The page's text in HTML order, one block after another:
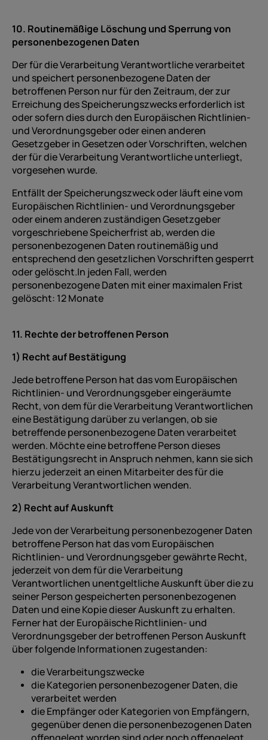
10. Routinemäßige Löschung und Sperrung von
personenbezogenen Daten
Der für die Verarbeitung Verantwortliche verarbeitet
und speichert personenbezogene Daten der
betroffenen Person nur für den Zeitraum, der zur
Erreichung des Speicherungszwecks erforderlich ist
oder sofern dies durch den Europäischen Richtlinien-
und Verordnungsgeber oder einen anderen
Gesetzgeber in Gesetzen oder Vorschriften, welchen
der für die Verarbeitung Verantwortliche unterliegt,
vorgesehen wurde.
Entfällt der Speicherungszweck oder läuft eine vom
Europäischen Richtlinien- und Verordnungsgeber
oder einem anderen zuständigen Gesetzgeber
vorgeschriebene Speicherfrist ab, werden die
personenbezogenen Daten routinemäßig und
entsprechend den gesetzlichen Vorschriften gesperrt
oder gelöscht.In jeden Fall, werden
personenbezogene Daten mit einer maximalen Frist
gelöscht: 12 Monate
11. Rechte der betroffenen Person
1) Recht auf Bestätigung
Jede betroffene Person hat das vom Europäischen
Richtlinien- und Verordnungsgeber eingeräumte
Recht, von dem für die Verarbeitung Verantwortlichen
eine Bestätigung darüber zu verlangen, ob sie
betreffende personenbezogene Daten verarbeitet
werden. Möchte eine betroffene Person dieses
Bestätigungsrecht in Anspruch nehmen, kann sie sich
hierzu jederzeit an einen Mitarbeiter des für die
Verarbeitung Verantwortlichen wenden.
2) Recht auf Auskunft
Jede von der Verarbeitung personenbezogener Daten
betroffene Person hat das vom Europäischen
Richtlinien- und Verordnungsgeber gewährte Recht,
jederzeit von dem für die Verarbeitung
Verantwortlichen unentgeltliche Auskunft über die zu
seiner Person gespeicherten personenbezogenen
Daten und eine Kopie dieser Auskunft zu erhalten.
Ferner hat der Europäische Richtlinien- und
Verordnungsgeber der betroffenen Person Auskunft
über folgende Informationen zugestanden:
die Verarbeitungszwecke
die Kategorien personenbezogener Daten, die
verarbeitet werden
die Empfänger oder Kategorien von Empfängern,
gegenüber denen die personenbezogenen Daten